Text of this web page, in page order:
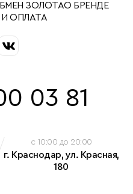
ЗОЛОТАО БРЕНДЕ
ОПЛАТА
03 81
c 10:00 до 20:00
г. Краснодар, ул. Красная,
180